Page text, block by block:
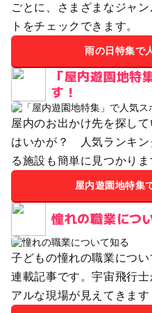
ごとに、さまざまなジャ
トをチェックできます。
雨の日特集で
「屋内遊園地特
す！
屋内のお出かけ先を探し
はいかが？ 人気ランキン
る施設も簡単に見つかりま
屋内遊園地特集
憧れの職業につ
子どもの憧れの職業につ
連載記事です。宇宙飛行
アルな現場が見えてきます